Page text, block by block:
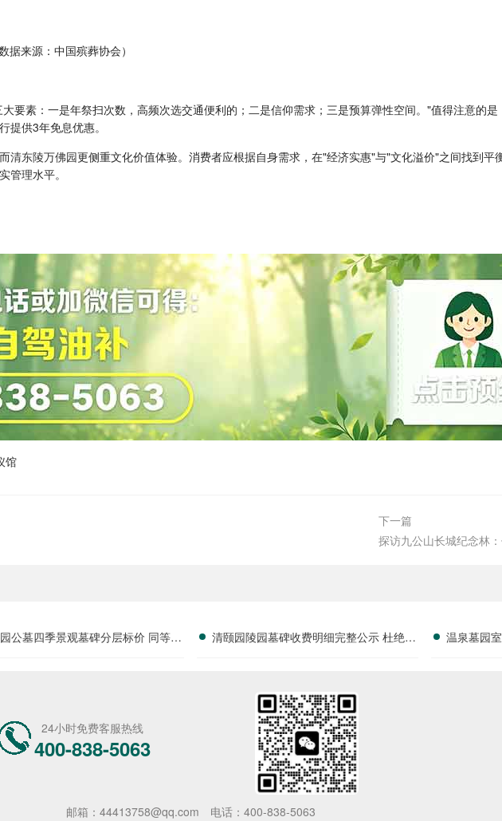
来源：中国殡葬协会）
要素：一是年祭扫次数，高频次选交通便利的；二是信仰需求；三是预算弹性空间。"值得注意的
供3年免息优惠。
清东陵万佛园更侧重文化价值体验。消费者应根据自身需求，在"经济实惠"与"文化溢价"之间找到平
理水平。
馆
下一篇
探访九公山长城纪念林
公墓四季景观墓碑分层标价 同等预
清颐园陵园墓碑收费明细完整公示 杜绝隐
温泉墓园
24小时免费客服热线
400-838-5063
邮箱：44413758@qq.com 电话：400-838-5063